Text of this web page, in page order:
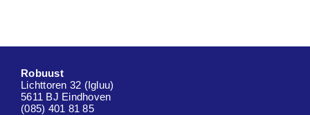
Robuust
Lichttoren 32 (Igluu)
5611 BJ Eindhoven
(085) 401 81 85